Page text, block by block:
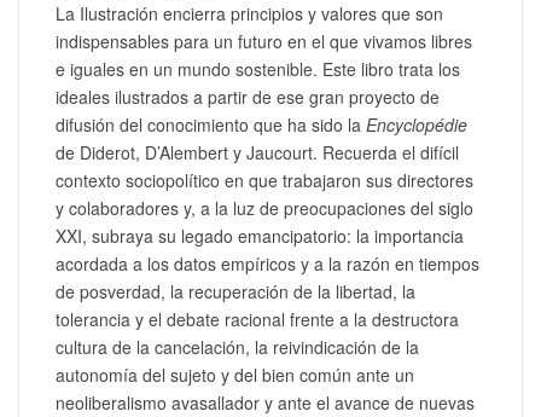
La Ilustración encierra principios y valores que son
indispensables para un futuro en el que vivamos libres
e iguales en un mundo sostenible. Este libro trata los
ideales ilustrados a partir de ese gran proyecto de
difusión del conocimiento que ha sido la Encyclopédie
de Diderot, D’Alembert y Jaucourt. Recuerda el difícil
contexto sociopolítico en que trabajaron sus directores
y colaboradores y, a la luz de preocupaciones del siglo
XXI, subraya su legado emancipatorio: la importancia
acordada a los datos empíricos y a la razón en tiempos
de posverdad, la recuperación de la libertad, la
tolerancia y el debate racional frente a la destructora
cultura de la cancelación, la reivindicación de la
autonomía del sujeto y del bien común ante un
neoliberalismo avasallador y ante el avance de nuevas